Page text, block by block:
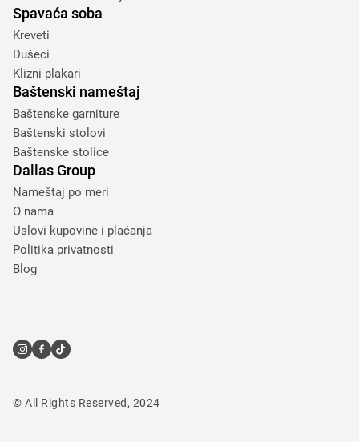
Spavaća soba
Kreveti
Dušeci
Klizni plakari
Baštenski nameštaj
Baštenske garniture
Baštenski stolovi
Baštenske stolice
Dallas Group
Nameštaj po meri
O nama
Uslovi kupovine i plaćanja
Politika privatnosti
Blog
© All Rights Reserved, 2024